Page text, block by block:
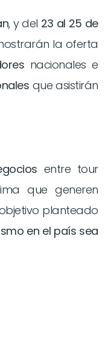
, y del 23 al 25 de
la oferta
nacionales e
que asistirán
entre tour
que generen
planteado
en el país sea